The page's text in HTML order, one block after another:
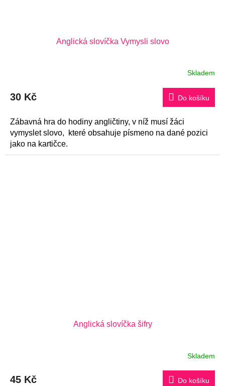
Anglická slovíčka Vymysli slovo
je
5
hvězdiček.
Skladem
30 Kč Do košíku
Zábavná hra do hodiny angličtiny, v níž musí žáci
vymyslet slovo, které obsahuje písmeno na dané pozici
jako na kartičce.
Anglická slovíčka šifry
je
Skladem
45 Kč Do košíku